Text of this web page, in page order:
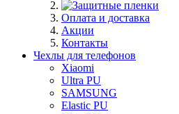
Оплата и доставка
Акции
Контакты
Чехлы для телефонов
Xiaomi
Ultra PU
SAMSUNG
Elastic PU